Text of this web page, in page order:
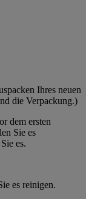
Ihres neuen
die Verpackung.)
dem ersten
Sie es
es.
es reinigen.